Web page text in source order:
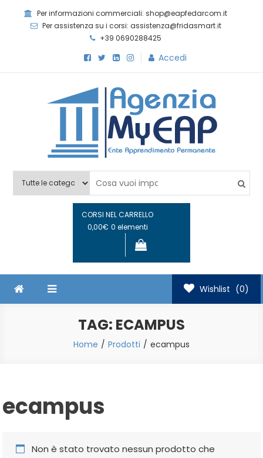
Per informazioni commerciali: shop@eapfedarcom.it
Per assistenza su i corsi: assistenza@fridasmart.it
+39 0690288425
Accedi
Agenzia MyEAP
CORSI NEL CARRELLO
0,00€ 0 elementi
Wishlist (0)
TAG: ECAMPUS
Home Prodotti ecampus
ecampus
Non è stato trovato nessun prodotto che